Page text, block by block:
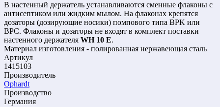
В настенный держатель устанавливаются сменные флаконы с
антисептиком или жидким мылом. На флаконах крепятся
дозаторы (дозирующие носики) помпового типа BPK или
BPC. Флаконы и дозаторы не входят в комплект поставки
настенного держателя WH 10 E.
Материал изготовления - полированная нержавеющая сталь
Артикул
1415103
Производитель
Ophardt
Производство
Германия